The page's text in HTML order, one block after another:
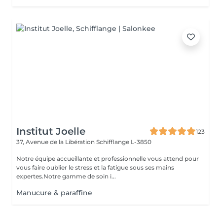
Institut Joelle
123
37, Avenue de la Libération Schifflange L-3850
Notre équipe accueillante et professionnelle vous attend pour
vous faire oublier le stress et la fatigue sous ses mains
expertes.Notre gamme de soin i...
Manucure & paraffine